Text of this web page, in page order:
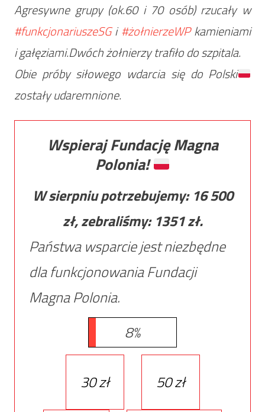
Agresywne grupy (ok.60 i 70 osób) rzucały w
#funkcjonariuszeSGi#żołnierzeWPkamieniami
i gałęziami.Dwóch żołnierzy trafiło do szpitala.
Obie próby siłowego wdarcia się do Polski
zostały udaremnione.
Wspieraj Fundację Magna
Polonia!
W sierpniu potrzebujemy: 16 500
zł, zebraliśmy: 1351zł.
Państwa wsparcie jest niezbędne
dla funkcjonowania Fundacji
Magna Polonia.
8%
30 zł 50 zł